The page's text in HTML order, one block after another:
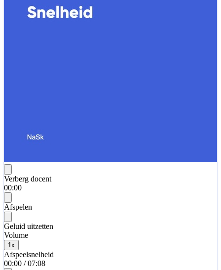
Verberg docent
00:00
Afspelen
Geluid uitzetten
Volume
1 x
Afspeelsnelheid
00:00 / 07:08